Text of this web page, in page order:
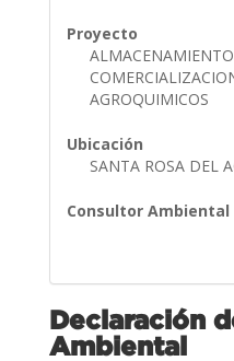
Proyecto
AGROQUIMICOS
Ubicación
SANTA ROSA DEL
Consultor Ambiental
Declaración
Ambiental